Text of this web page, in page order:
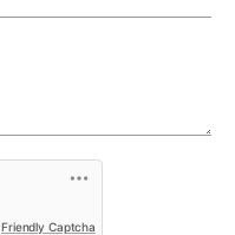
Friendly Captcha